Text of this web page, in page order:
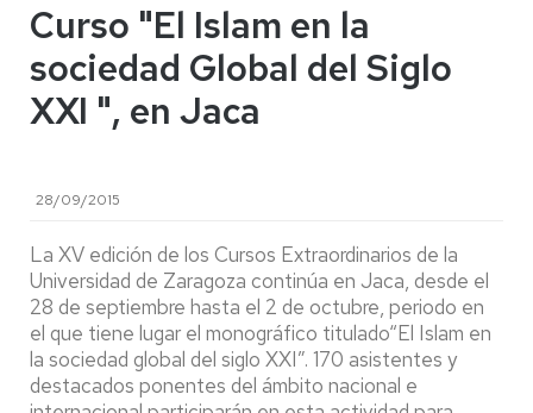
Curso "El Islam en la
sociedad Global del Siglo
XXI ", en Jaca
28/09/2015
La XV edición de los Cursos Extraordinarios de la
Universidad de Zaragoza continúa en Jaca, desde el
28 de septiembre hasta el 2 de octubre, periodo en
el que tiene lugar el monográfico titulado“El Islam en
la sociedad global del siglo XXI”. 170 asistentes y
destacados ponentes del ámbito nacional e